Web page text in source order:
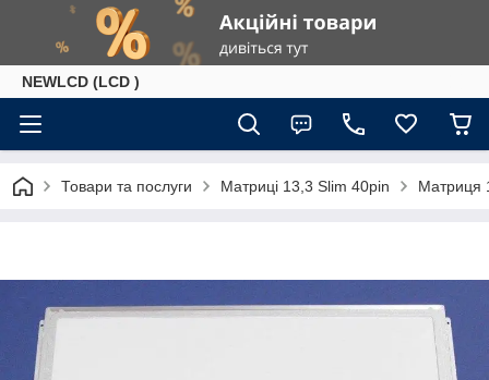
NEWLCD (LCD )
Товари та послуги Матриці 13,3 Slim 40pin Матриця